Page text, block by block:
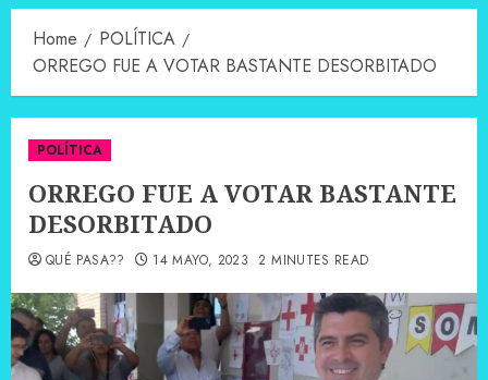
Home
POLÍTICA
ORREGO FUE A VOTAR BASTANTE DESORBITADO
POLÍTICA
ORREGO FUE A VOTAR BASTANTE
DESORBITADO
QUÉ PASA?? 14 MAYO, 2023 2 MINUTES READ